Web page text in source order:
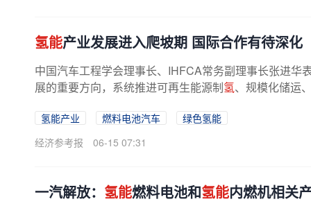
氢能产业发展进入爬坡期 国际合作有待深化
中国汽车工程学会理事长、IHFCA常务副理事长张进华
展的重要方向，系统推进可再生能源制氢、规模化储运
氢能产业 燃料电池汽车
绿色氢能
经济参考报
06-15 07:31
一汽解放： 氢能燃料电池和氢能内燃机相关